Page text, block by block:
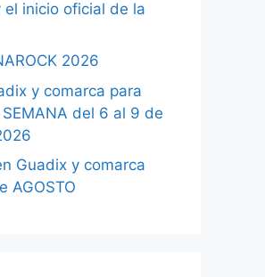
el inicio oficial de la
2026
y comarca para
del 6 al 9 de
Guadix y comarca
AGOSTO